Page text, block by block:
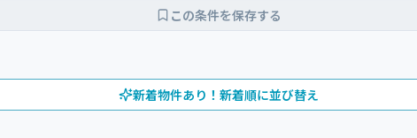
この条件を保存する
新着物件あり！新着順に並び替え